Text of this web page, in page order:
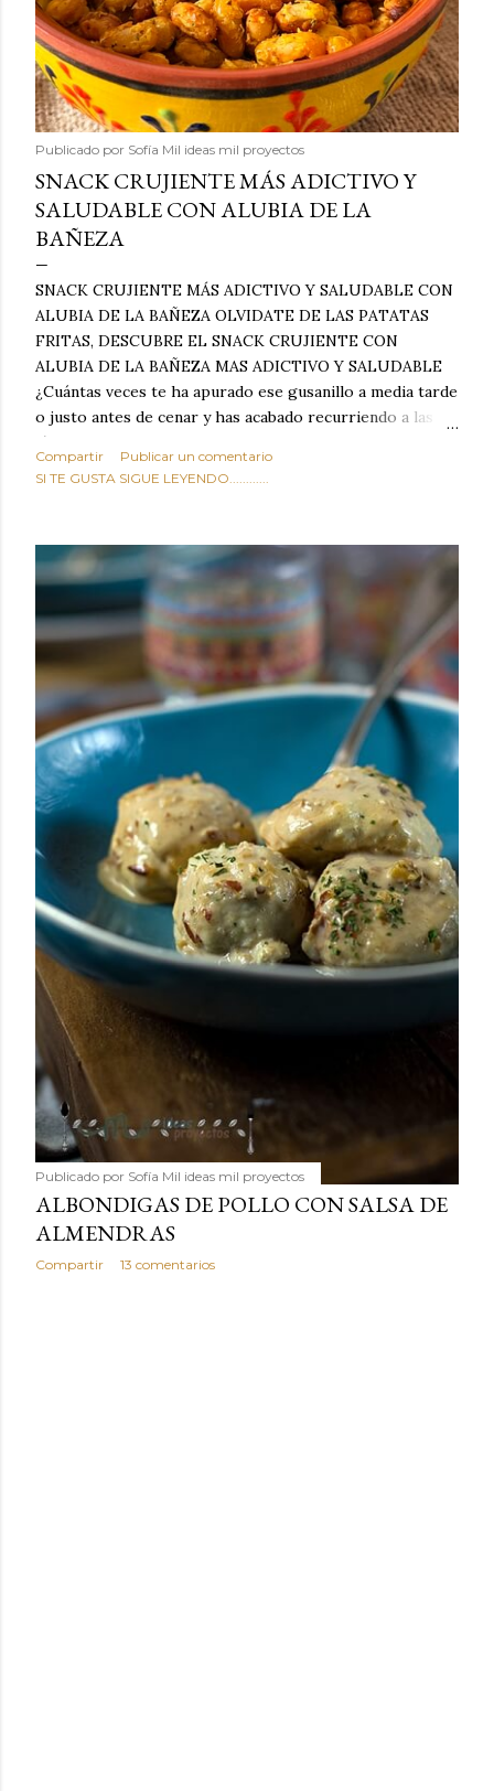
Publicado por Sofía Mil ideas mil proyectos
SNACK CRUJIENTE MÁS ADICTIVO Y
SALUDABLE CON ALUBIA DE LA
BAÑEZA
SNACK CRUJIENTE MÁS ADICTIVO Y SALUDABLE CON
ALUBIA DE LA BAÑEZA OLVIDATE DE LAS PATATAS
FRITAS, DESCUBRE EL SNACK CRUJIENTE CON
ALUBIA DE LA BAÑEZA MAS ADICTIVO Y SALUDABLE
¿Cuántas veces te ha apurado ese gusanillo a media tarde
o justo antes de cenar y has acabado recurriendo a las
típicas patatas de bolsa, frutos secos fritos o snacks
ultraprocesados llenos de grasas saturadas y sodio?
sabroso, con ese toque tostado y crujiente que tanto nos
satisface. Estas alubias crujientes al horno van a cambiar
por completo tu forma de ver las legumbres. Olvídate de
asociar las alubias únicamente a los guisos tradicionales y
copiosos de invierno. Con esta receta simple pero
revolucionaria, transformaremos un ingrediente tan
humilde como la alubia de La Bañeza en un snack ligero,
dorado, cargado de proteína y 100% natural. Es el
sustituto perfecto a los frutos se...
Compartir
Publicar un comentario
SI TE GUSTA SIGUE LEYENDO............
Publicado por Sofía Mil ideas mil proyectos
ALBONDIGAS DE POLLO CON SALSA DE
ALMENDRAS
Compartir 13 comentarios